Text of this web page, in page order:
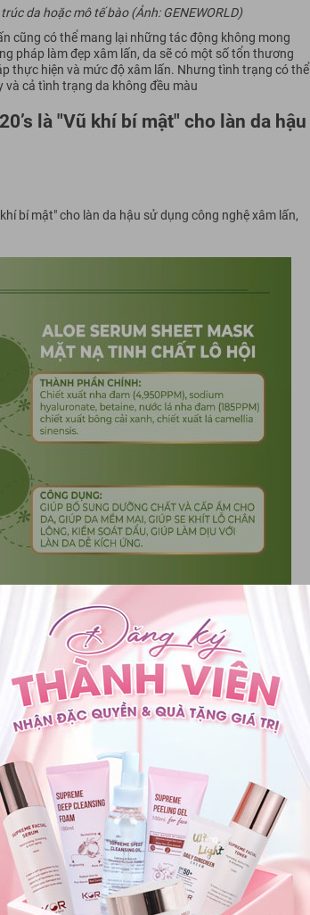
da hoặc mô tế bào (Ảnh: GENEWORLD)
cũng có thể mang lại những tác động không mong
pháp làm đẹp xâm lấn, da sẽ có một số tổn thương
thực hiện và mức độ xâm lấn. Nhưng tình trạng có thể
và cả tình trạng da không đều màu
là "Vũ khí bí mật" cho làn da hậu
bí mật" cho làn da hậu sử dụng công nghệ xâm lấn,
chính là chiết xuất lô hội (Ảnh: TERA20’s)
các polysaccharide và các chất làm ẩm tự nhiên,
nghệ xâm lấn như laser, peeling hoặc xăm, da
duy trì sự mềm mại và mịn màng.
mất nước và giúp da luôn ẩm mượt. Đồng thời, lô
ngáy.